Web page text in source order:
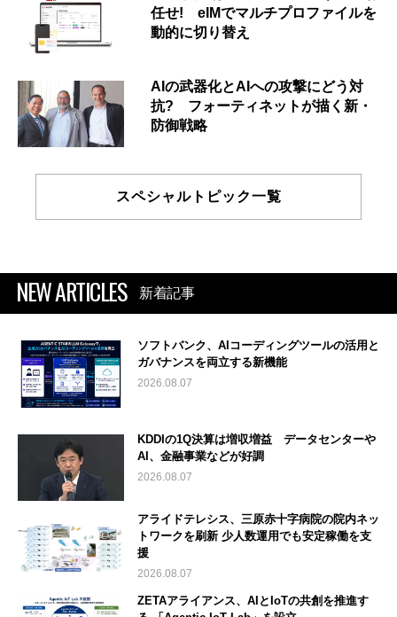
任せ! eIMでマルチプロファイルを
動的に切り替え
AIの武器化とAIへの攻撃にどう対
抗? フォーティネットが描く新・
防御戦略
スペシャルトピック一覧
NEW ARTICLES 新着記事
ソフトバンク、AIコーディングツールの活用と
ガバナンスを両立する新機能
2026.08.07
KDDIの1Q決算は増収増益 データセンターや
AI、金融事業などが好調
2026.08.07
アライドテレシス、三原赤十字病院の院内ネッ
トワークを刷新 少人数運用でも安定稼働を支
援
2026.08.07
ZETAアライアンス、AIとIoTの共創を推進す